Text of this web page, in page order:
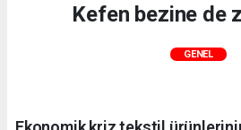
Kefen bezine de
GENEL